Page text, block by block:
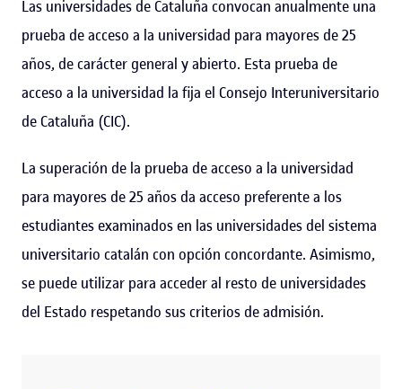
Las universidades de Cataluña convocan anualmente una
prueba de acceso a la universidad para mayores de 25
años, de carácter general y abierto. Esta prueba de
acceso a la universidad la fija el Consejo Interuniversitario
de Cataluña (CIC).
La superación de la prueba de acceso a la universidad
para mayores de 25 años da acceso preferente a los
estudiantes examinados en las universidades del sistema
universitario catalán con opción concordante. Asimismo,
se puede utilizar para acceder al resto de universidades
del Estado respetando sus criterios de admisión.